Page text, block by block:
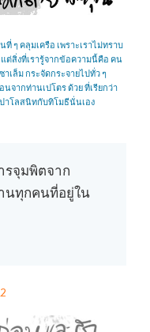
ๆ คลุมเครือ เพราะเราไม่ทราบ
ต่สิ่งที่เรารู้จากข้อความนี้คือ คน
าเล็ม กระจัดกระจายไปทั่ว ๆ
จากท่านเปโตร ด้วย ที่เรียกว่า
าโลสนิทกับทิโมธีนั่นเอง
รจุมพิตจาก
นทุกคนที่อยู่ใน